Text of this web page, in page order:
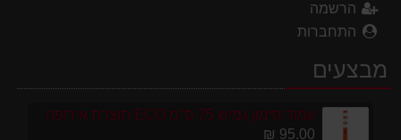
הרשמה
התחברות
מבצעים
עמוד סימון גמיש 75 ס''מ ECO תוצרת אירופה
95.00 ₪